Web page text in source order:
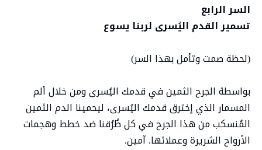
السر الرابع
تسمير القدم اليُسرى لربنا يسوع
(لحظة صمت وتأمل بهذا السر)
بواسطة الجرح الثمين في قدمك اليُسرى ومن خلال ألم
المسمار الذي إخترق قدمك اليُسرى، ليحمينا الدم الثمين
المُنسكب من هذا الجرح في كل طُرُقنا ضد خطط وهجمات
الأرواح الشريرة وعملائها. آمين.